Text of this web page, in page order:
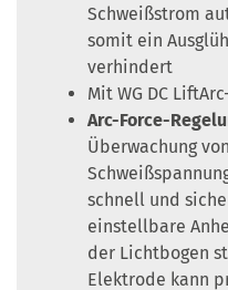
Schweißstrom
somit ein
verhindert
Mit WG DC
Arc-Force-
Überwachung
schnell und
einstellbare
der Lichtbogen
Elektrode kann